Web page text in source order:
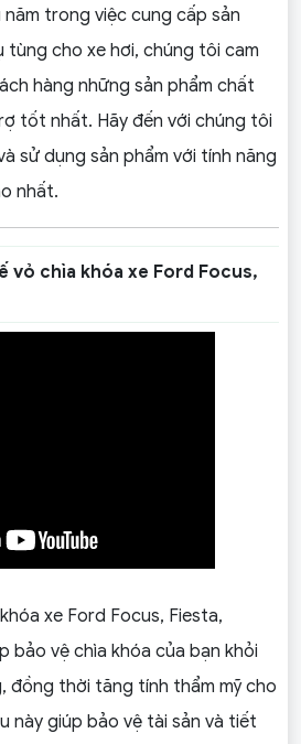
năm trong việc cung cấp sản
tùng cho xe hơi, chúng tôi cam
hàng những sản phẩm chất
tốt nhất. Hãy đến với chúng tôi
sử dụng sản phẩm với tính năng
nhất.
vỏ chìa khóa xe Ford Focus,
xe Ford Focus, Fiesta,
bảo vệ chìa khóa của bạn khỏi
đồng thời tăng tính thẩm mỹ cho
này giúp bảo vệ tài sản và tiết